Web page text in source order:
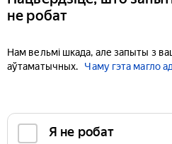
не робат
Нам вельмі шкада, але запыты з
аўтаматычных.
Чаму гэта магло
Я не робат